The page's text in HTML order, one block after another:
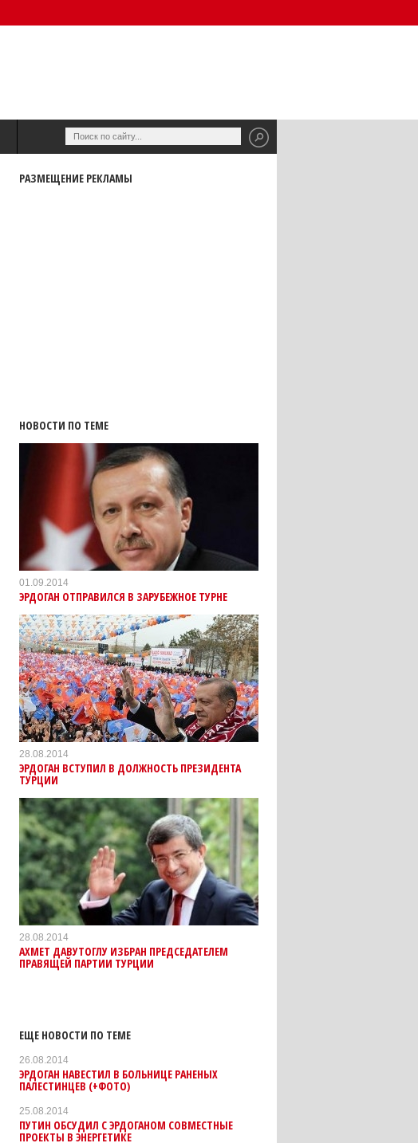
РАЗМЕЩЕНИЕ РЕКЛАМЫ
НОВОСТИ ПО ТЕМЕ
01.09.2014
ЭРДОГАН ОТПРАВИЛСЯ В ЗАРУБЕЖНОЕ ТУРНЕ
28.08.2014
ЭРДОГАН ВСТУПИЛ В ДОЛЖНОСТЬ ПРЕЗИДЕНТА
ТУРЦИИ
28.08.2014
АХМЕТ ДАВУТОГЛУ ИЗБРАН ПРЕДСЕДАТЕЛЕМ
ПРАВЯЩЕЙ ПАРТИИ ТУРЦИИ
ЕЩЕ НОВОСТИ ПО ТЕМЕ
26.08.2014
ЭРДОГАН НАВЕСТИЛ В БОЛЬНИЦЕ РАНЕНЫХ
ПАЛЕСТИНЦЕВ (+ФОТО)
25.08.2014
ПУТИН ОБСУДИЛ С ЭРДОГАНОМ СОВМЕСТНЫЕ
ПРОЕКТЫ В ЭНЕРГЕТИКЕ